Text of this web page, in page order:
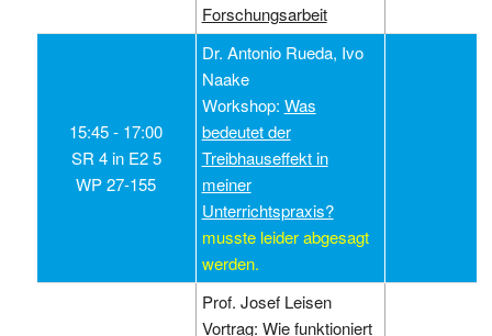
Forschungsarbeit
15:45 ‑ 17:00
SR 4 in E2 5
WP 27-155
Dr. Antonio Rueda, Ivo
Naake
Workshop: Was
bedeutet der
Treibhauseffekt in
meiner
Unterrichtspraxis?
musste leider abgesagt
werden.
Prof. Josef Leisen
Vortrag: Wie funktioniert